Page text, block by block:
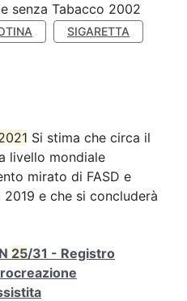
senza Tabacco 2002
SIGARETTA
Si stima che circa il
livello mondiale
mirato di FASD e
2019 e che si concluderà
25/31 - Registro